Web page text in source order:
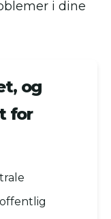
i dine
og
for